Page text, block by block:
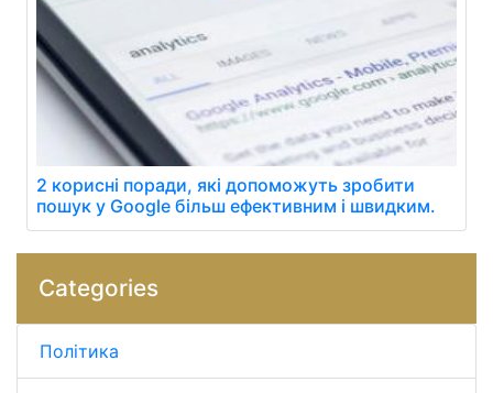
2 корисні поради, які допоможуть зробити
пошук у Google більш ефективним і швидким.
Categories
Політика